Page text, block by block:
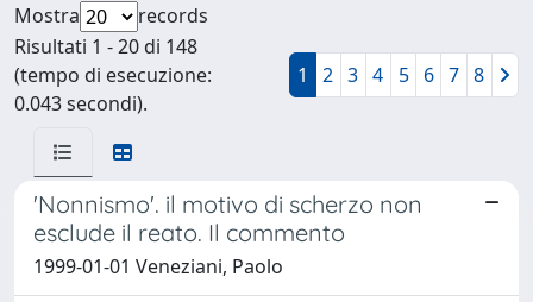
Mostra
records
Risultati 1 - 20 di 148
(tempo di esecuzione:
0.043 secondi).
1 2 3 4 5 6 7 8
'Nonnismo'. il motivo di scherzo non
esclude il reato. Il commento
1999-01-01 Veneziani, Paolo